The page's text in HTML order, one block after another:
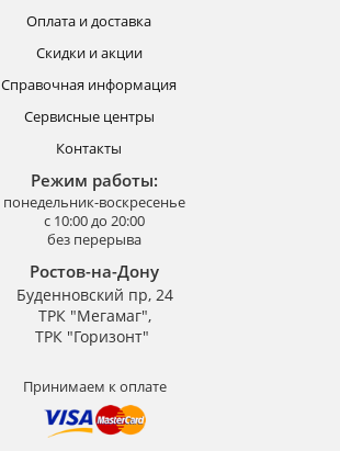
Оплата и доставка
Скидки и акции
Справочная информация
Сервисные центры
Контакты
Режим работы:
понедельник-воскресенье
с 10:00 до 20:00
без перерыва
Ростов-на-Дону
Буденновский пр, 24
ТРК "Мегамаг",
ТРК "Горизонт"
Принимаем к оплате